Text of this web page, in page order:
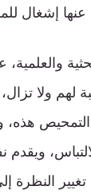
إشغال
لهم ولا
هذه،
ويقدم
النظرة